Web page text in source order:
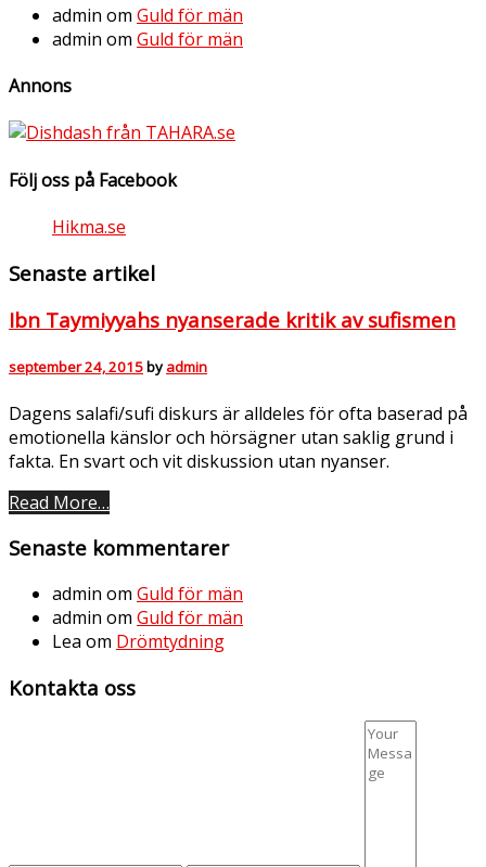
admin om Guld för män
admin om Guld för män
Annons
Följ oss på Facebook
Hikma.se
Senaste artikel
Ibn Taymiyyahs nyanserade kritik av sufismen
september 24, 2015 byadmin
Dagens salafi/sufi diskurs är alldeles för ofta baserad på
emotionella känslor och hörsägner utan saklig grund i
fakta. En svart och vit diskussion utan nyanser.
Read More…
Senaste kommentarer
admin om Guld för män
admin om Guld för män
Lea om Drömtydning
Kontakta oss